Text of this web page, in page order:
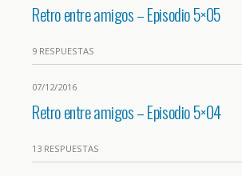
Retro entre amigos – Episodio 5×05
9 RESPUESTAS
07/12/2016
Retro entre amigos – Episodio 5×04
13 RESPUESTAS